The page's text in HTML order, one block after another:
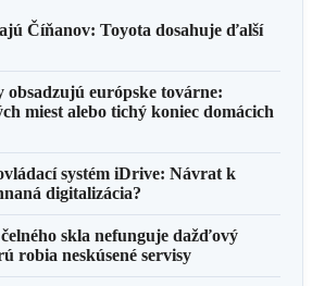
Číňanov: Toyota dosahuje ďalší
obsadzujú európske továrne:
miest alebo tichý koniec domácich
systém iDrive: Návrat k
digitalizácia?
skla nefunguje dažďový
robia neskúsené servisy